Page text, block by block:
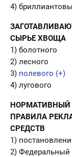
4)
СЫРЬЕ ХВОЩА
1) болотного
2) лесного
3) полевого (+)
4) лугового
НОРМАТИВНЫЙ
ПРАВИЛА
СРЕДСТВ
1)
2)